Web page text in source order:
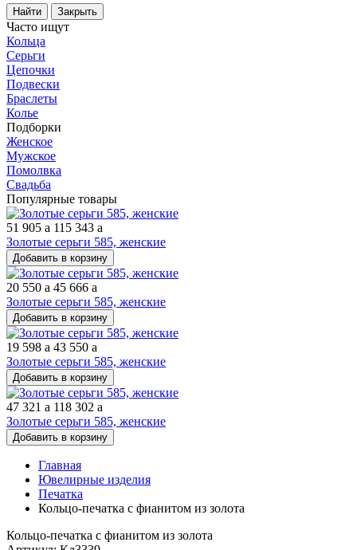
Найти Закрыть
Часто ищут
Кольца
Серьги
Цепочки
Подвески
Браслеты
Колье
Подборки
Женское
Мужское
Помолвка
Свадьба
Популярные товары
51 905 a 115 343 a
Золотые серьги 585, женские
Добавить в корзину
20 550 a 45 666 a
Золотые серьги 585, женские
Добавить в корзину
19 598 a 43 550 a
Золотые серьги 585, женские
Добавить в корзину
47 321 a 118 302 a
Золотые серьги 585, женские
Добавить в корзину
Главная
Ювелирные изделия
Печатка
Кольцо-печатка с фианитом из золота
Кольцо-печатка с фианитом из золота